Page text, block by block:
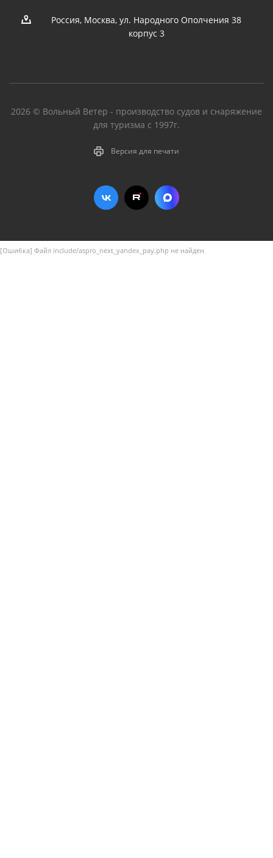
Россия, Москва, ул. Народного Ополчения 38
корпус 3
2026 © Вольный Ветер - производство судов и снаряжение
для туризма с 1997г.
Версия для печати
[Ошибка] Файл include/aspro_next_yandex_pay.php не найден